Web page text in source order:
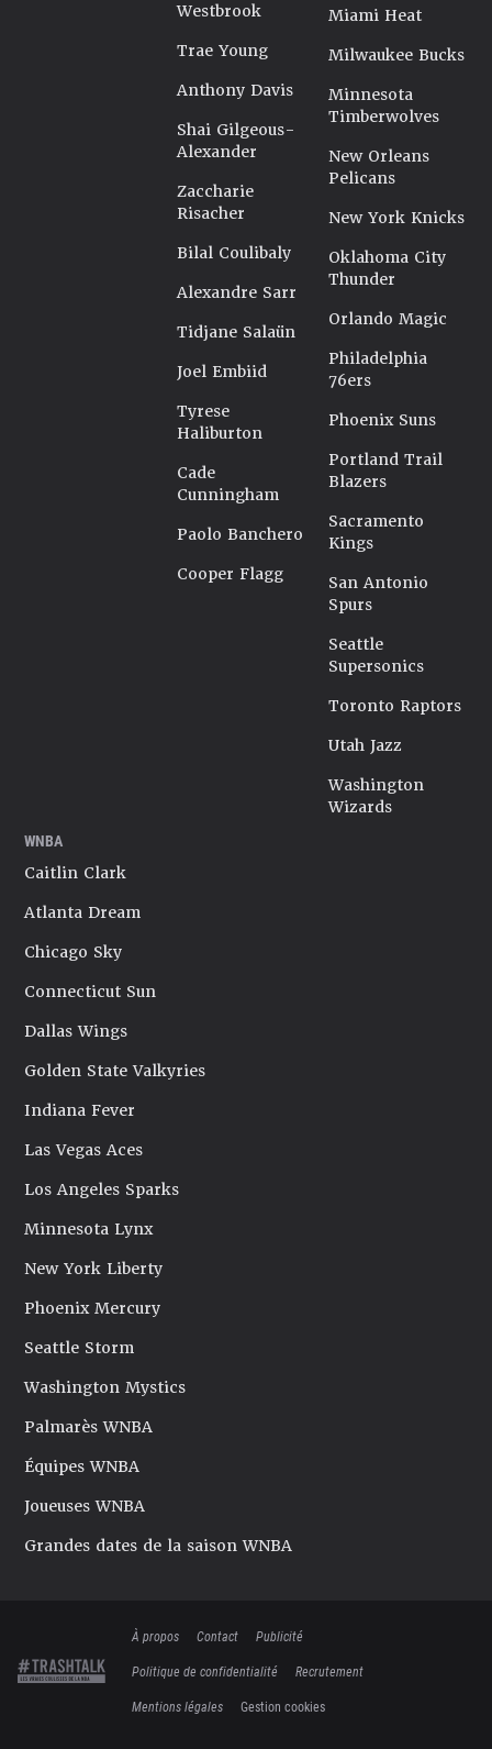
Westbrook
Trae Young
Anthony Davis
Shai Gilgeous-
Alexander
Zaccharie
Risacher
Bilal Coulibaly
Alexandre Sarr
Tidjane Salaün
Joel Embiid
Tyrese
Haliburton
Cade
Cunningham
Paolo Banchero
Cooper Flagg
Miami Heat
Milwaukee Bucks
Minnesota
Timberwolves
New Orleans
Pelicans
New York Knicks
Oklahoma City
Thunder
Orlando Magic
Philadelphia
76ers
Phoenix Suns
Portland Trail
Blazers
Sacramento
Kings
San Antonio
Spurs
Seattle
Supersonics
Toronto Raptors
Utah Jazz
Washington
Wizards
WNBA
Caitlin Clark
Atlanta Dream
Chicago Sky
Connecticut Sun
Dallas Wings
Golden State Valkyries
Indiana Fever
Las Vegas Aces
Los Angeles Sparks
Minnesota Lynx
New York Liberty
Phoenix Mercury
Seattle Storm
Washington Mystics
Palmarès WNBA
Équipes WNBA
Joueuses WNBA
Grandes dates de la saison WNBA
À propos Contact
Publicité
Politique de confidentialité
Recrutement
Mentions légales
Gestion cookies